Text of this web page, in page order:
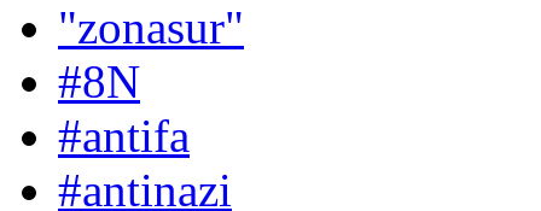
"zonasur"
#8N
#antifa
#antinazi